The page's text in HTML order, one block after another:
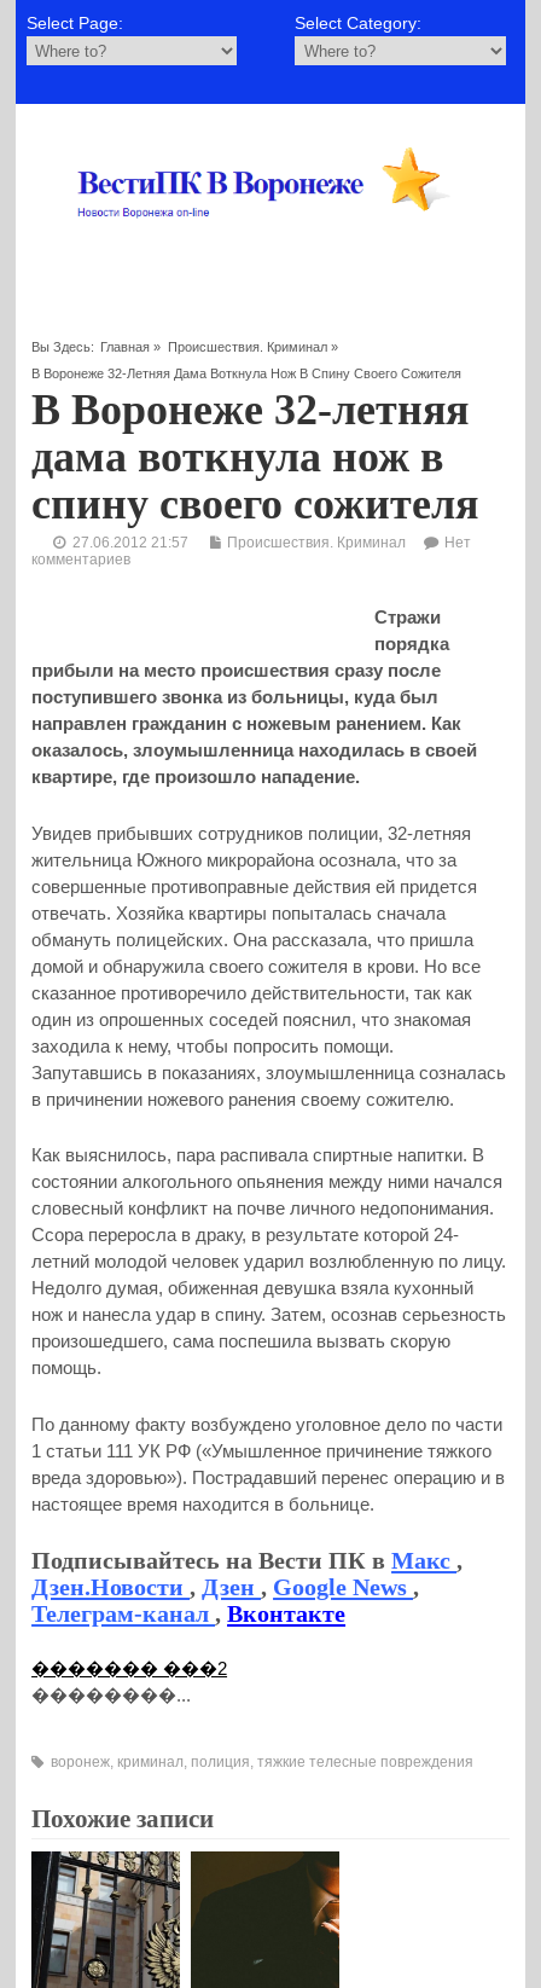
Select Page: Select Category:
Вы Здесь: Главная » Происшествия. Криминал»
В Воронеже 32-Летняя Дама Воткнула Нож В Спину Своего Сожителя
В Воронеже 32-летняя
дама воткнула нож в
спину своего сожителя
27.06.2012 21:57 Происшествия. Криминал
Нет
комментариев
Стражи
порядка
прибыли на место происшествия сразу после
поступившего звонка из больницы, куда был
направлен гражданин с ножевым ранением. Как
оказалось, злоумышленница находилась в своей
квартире, где произошло нападение.
Увидев прибывших сотрудников полиции, 32-летняя
жительница Южного микрорайона осознала, что за
совершенные противоправные действия ей придется
отвечать. Хозяйка квартиры попыталась сначала
обмануть полицейских. Она рассказала, что пришла
домой и обнаружила своего сожителя в крови. Но все
сказанное противоречило действительности, так как
один из опрошенных соседей пояснил, что знакомая
заходила к нему, чтобы попросить помощи.
Запутавшись в показаниях, злоумышленница созналась
в причинении ножевого ранения своему сожителю.
Как выяснилось, пара распивала спиртные напитки. В
состоянии алкогольного опьянения между ними начался
словесный конфликт на почве личного недопонимания.
Ссора переросла в драку, в результате которой 24-
летний молодой человек ударил возлюбленную по лицу.
Недолго думая, обиженная девушка взяла кухонный
нож и нанесла удар в спину. Затем, осознав серьезность
произошедшего, сама поспешила вызвать скорую
помощь.
По данному факту возбуждено уголовное дело по части
1 статьи 111 УК РФ («Умышленное причинение тяжкого
вреда здоровью»). Пострадавший перенес операцию и в
настоящее время находится в больнице.
Подписывайтесь на Вести ПК вМакс,
Дзен.Новости, Дзен, Google News,
Телеграм-канал,Вконтакте
������� ���2
��������...
воронеж, криминал, полиция,тяжкие телесные повреждения
Похожие записи